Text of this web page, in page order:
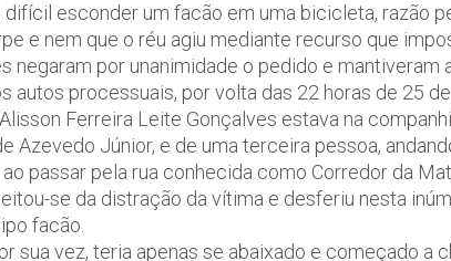
difícil esconder um facão em uma bicicleta, razão
e nem que o réu agiu mediante recurso que
negaram por unanimidade o pedido e mantiveram
autos processuais, por volta das 22 horas de 25
Ferreira Leite Gonçalves estava na
Azevedo Júnior, e de uma terceira pessoa,
passar pela rua conhecida como Corredor da
se da distração da vítima e desferiu nesta
facão.
sua vez, teria apenas se abaixado e começado a